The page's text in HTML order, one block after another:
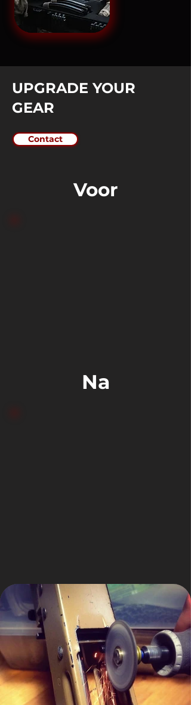
UPGRADE YOUR
GEAR
Contact
Voor
Na